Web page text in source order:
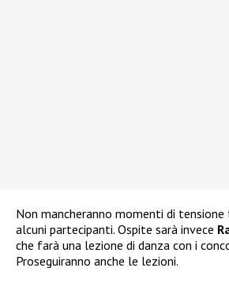
Non mancheranno momenti di tensione
alcuni partecipanti. Ospite sarà invece
che farà una lezione di danza con i
Proseguiranno anche le lezioni.